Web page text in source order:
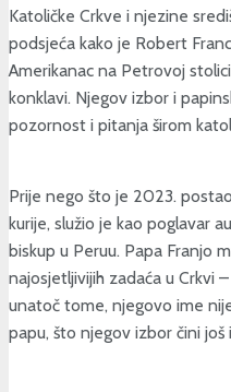
Katoličke Crkve i njezine
podsjeća kako je Robert
Amerikanac na Petrovoj
konklavi. Njegov izbor i
pozornost i pitanja širom
Prije nego što je 2023.
kurije, služio je kao poglavar
biskup u Peruu. Papa Franjo
najosjetljivijih zadaća u Crkvi
unatoč tome, njegovo ime
papu, što njegov izbor čini još